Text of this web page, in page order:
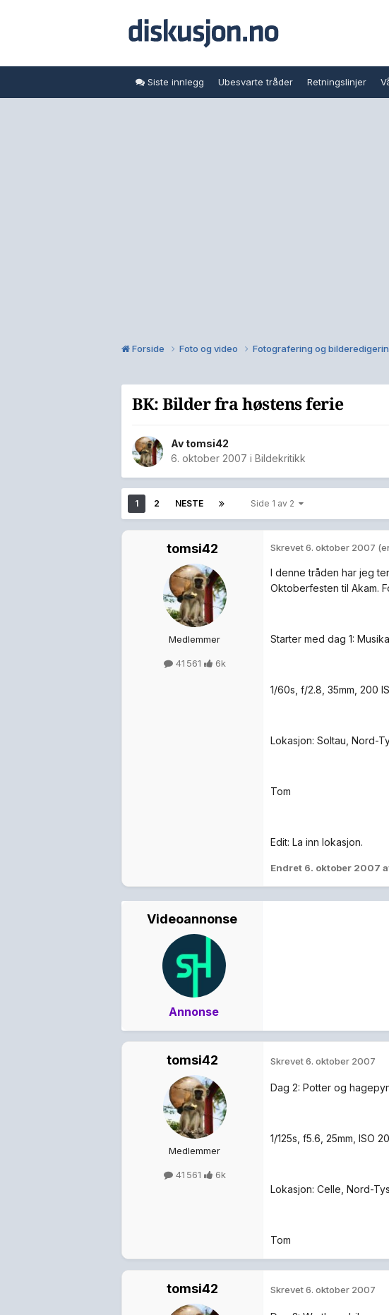
Siste innlegg Ubesvarte tråder Retningslinjer
Forside Foto og video Fotografering og
BK: Bilder fra høstens ferie
Av tomsi42
6. oktober 2007 i Bildekritikk
1 2 NESTE Side 1 av 2
tomsi42
Medlemmer
41 561 6k
Skrevet6. oktober 2007
I denne tråden har jeg
Oktoberfesten til Akam.
Starter med dag 1:
1/60s, f/2.8, 35mm, 200
Lokasjon: Soltau, Nord-
Tom
Edit: La inn lokasjon.
Endret 6. oktober 2007
Videoannonse
Annonse
tomsi42
Medlemmer
41 561 6k
Skrevet6. oktober 2007
Dag 2: Potter og
1/125s, f5.6, 25mm, ISO
Lokasjon: Celle, Nord-
Tom
tomsi42 Skrevet6. oktober 2007